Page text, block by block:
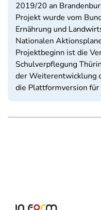
2019/20 an
Projekt wurde vom
Ernährung und
Nationalen
Projektbeginn ist die
Schulverpflegung
der Weiterentwicklung
die Plattformversion für